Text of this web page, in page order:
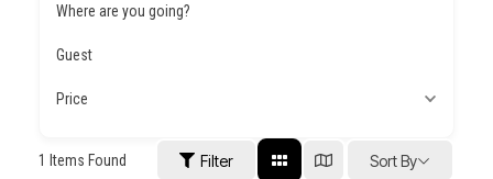
Where are you going?
Guest
Price
1 Items Found Filter Sort By